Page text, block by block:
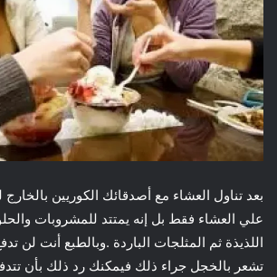
بعد تناول العشاء مع أصدقائك الكوريين
علي العشاء فقط بل إنه يمتتد للمشروبات
اللذيذة ثم المثلجات الباردة .وبالطبع أنت لن
تشعر بالخجل جراء ذلك فيمكنك رد ذلك بأن